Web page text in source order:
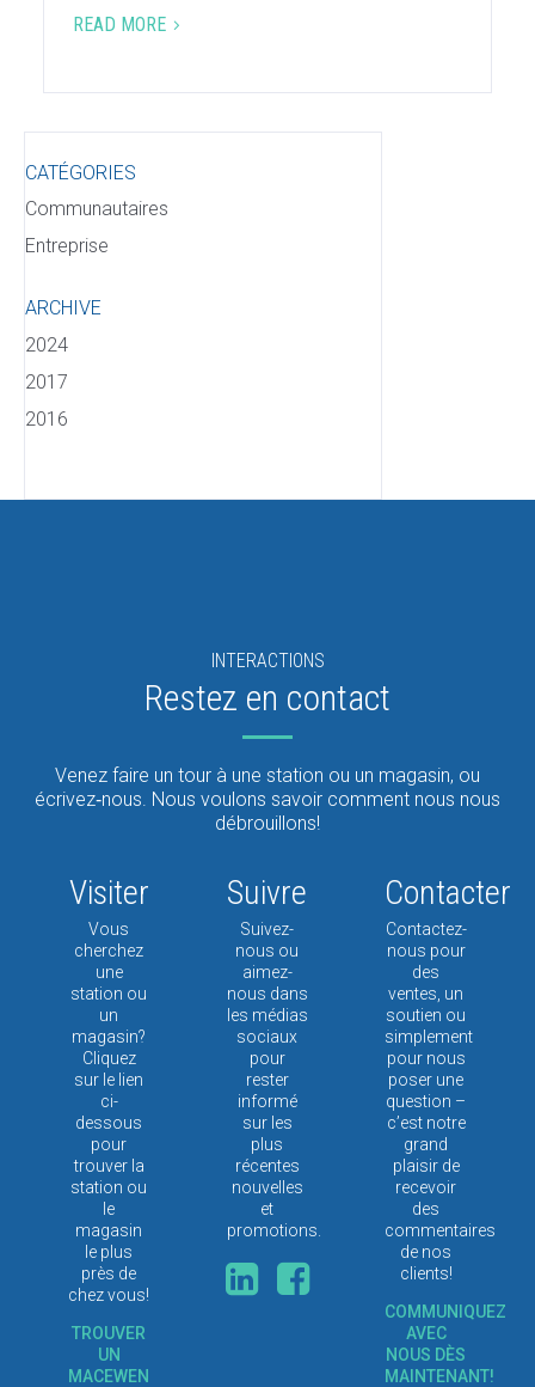
Keyword
CATÉGORIES
Communautaires
Entreprise
ARCHIVE
2024
2017
2016
READ MORE 5
INTERACTIONS
Restez en contact
Venez faire un tour à une station ou un magasin, ou
écrivez‑nous. Nous voulons savoir comment nous nous
débrouillons!
Visiter
Vous
cherchez
une
station ou
un
magasin?
Cliquez
sur le lien
ci-
dessous
pour
trouver la
station ou
le
magasin
le plus
près de
chez vous!
TROUVER
UN
MACEWEN
Suivre
Suivez-
nous ou
aimez-
nous dans
les médias
sociaux
pour
rester
informé
sur les
plus
récentes
nouvelles
et
promotions.
Contacter
Contactez-
nous pour
des
ventes, un
soutien ou
simplement
pour nous
poser une
question –
c’est notre
grand
plaisir de
recevoir
des
commentaires
de nos
clients!
COMMUNIQUEZ
AVEC
NOUS DÈS
MAINTENANT!